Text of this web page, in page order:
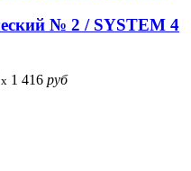
№ 2 / SYSTEM 4
x 1 416 руб